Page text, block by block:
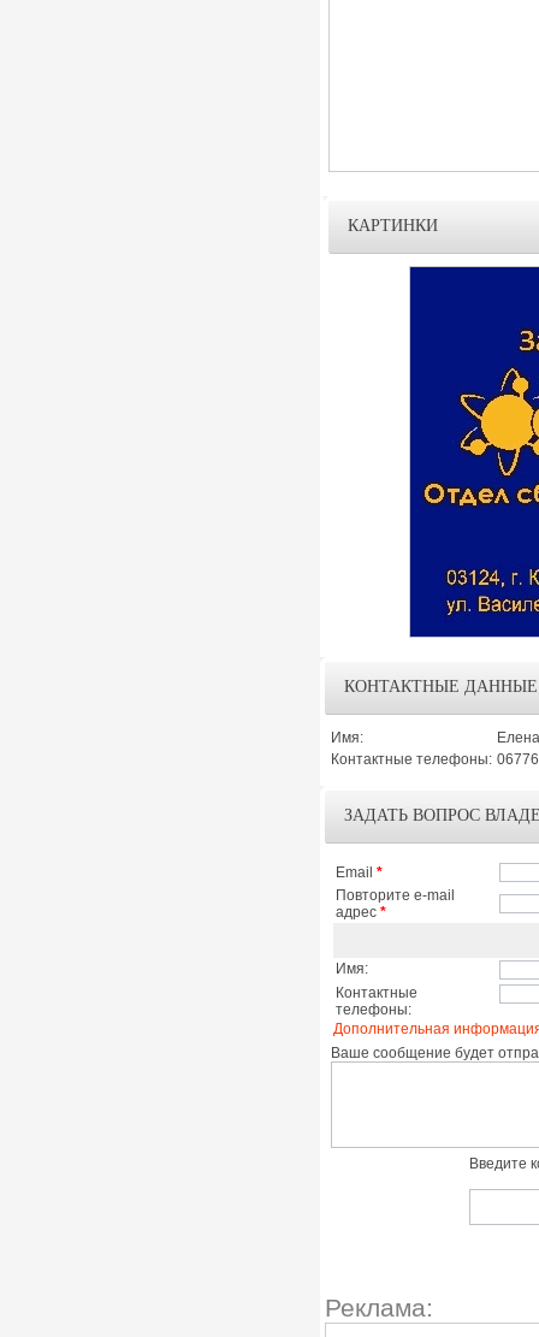
КАРТИНКИ
КОНТАКТНЫЕ ДАННЫЕ
Имя:
Контактные телефоны:
ЗАДАТЬ ВОПРОС
Email *
Повторите e-mail
адрес *
Имя:
Контактные
телефоны:
Дополнительная
Ваше сообщение будет
Введите
Реклама: